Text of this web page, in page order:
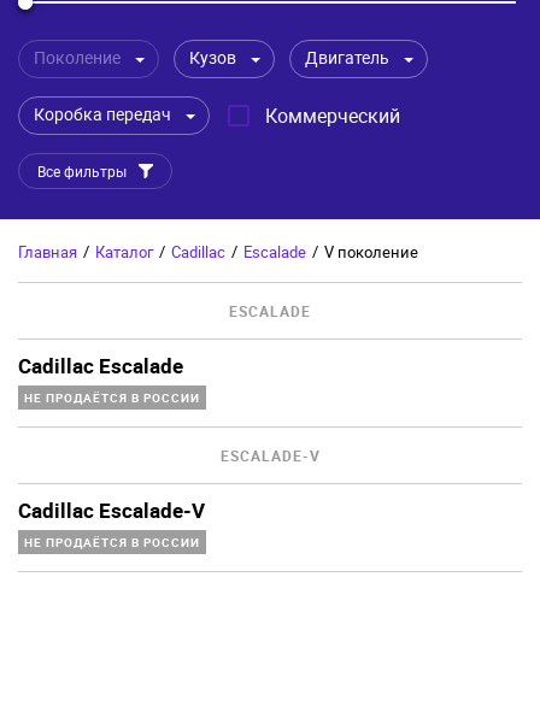
Поколение Кузов Двигатель
Коробка передач Коммерческий
Все фильтры
Главная / Каталог / Cadillac / Escalade / V поколение
ESCALADE
Cadillac Escalade
НЕ ПРОДАЁТСЯ В РОССИИ
ESCALADE-V
Cadillac Escalade-V
НЕ ПРОДАЁТСЯ В РОССИИ